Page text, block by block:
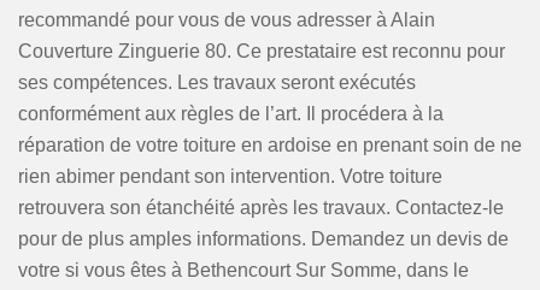
recommandé pour vous de vous adresser à Alain
Couverture Zinguerie 80. Ce prestataire est reconnu pour
ses compétences. Les travaux seront exécutés
conformément aux règles de l’art. Il procédera à la
réparation de votre toiture en ardoise en prenant soin de ne
rien abimer pendant son intervention. Votre toiture
retrouvera son étanchéité après les travaux. Contactez-le
pour de plus amples informations. Demandez un devis de
votre si vous êtes à Bethencourt Sur Somme, dans le